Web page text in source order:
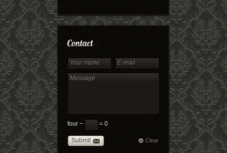
four − = 0
Submit Clear